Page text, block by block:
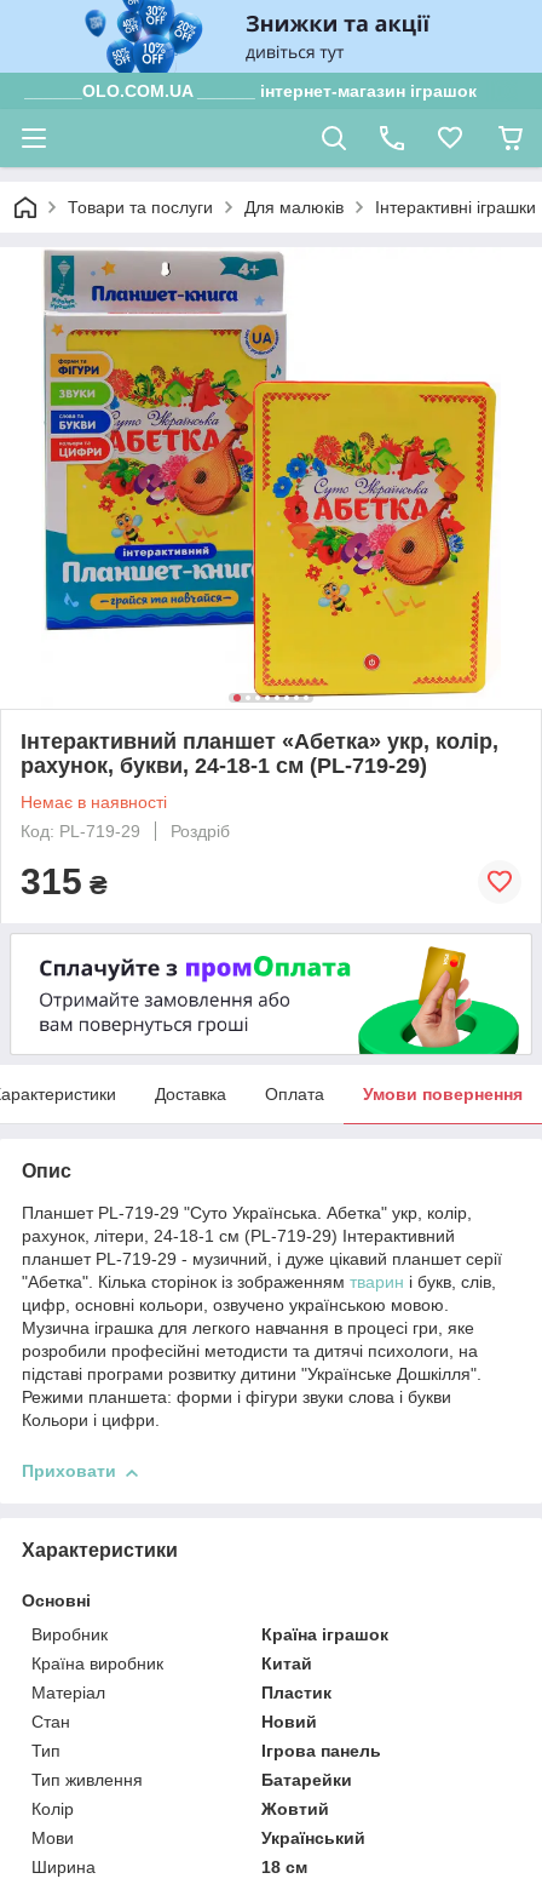
______OLO.COM.UA ______ інтернет-магазин іграшок
Товари та послуги Для малюків Інтерактивні іграшки
Інтерактивний планшет «Абетка» укр, колір,
рахунок, букви, 24-18-1 см (PL-719-29)
Немає в наявності
Код: PL-719-29
Роздріб
315 ₴
Доставка Оплата Умови повернення
Опис
Планшет PL-719-29 "Суто Українська. Абетка" укр, колір,
рахунок, літери, 24-18-1 см (PL-719-29) Інтерактивний
планшет PL-719-29 - музичний, і дуже цікавий планшет серії
"Абетка". Кілька сторінок із зображенням тварин і букв, слів,
цифр, основні кольори, озвучено українською мовою.
Музична іграшка для легкого навчання в процесі гри, яке
розробили професійні методисти та дитячі психологи, на
підставі програми розвитку дитини "Українське Дошкілля".
Режими планшета: форми і фігури звуки слова і букви
Кольори і цифри.
Приховати
Характеристики
Основні
Виробник
Країна іграшок
Країна виробник
Китай
Матеріал
Пластик
Стан
Новий
Тип
Ігрова панель
Тип живлення
Батарейки
Колір
Жовтий
Мови
Український
Ширина
18 см